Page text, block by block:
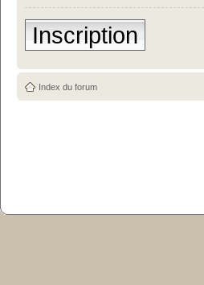
Inscription
Index du forum